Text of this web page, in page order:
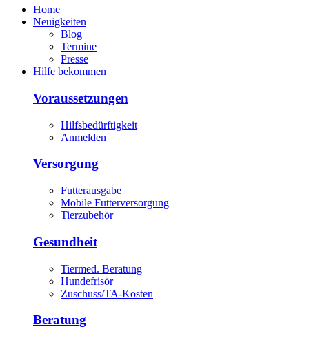
Home
Neuigkeiten
Blog
Termine
Presse
Hilfe bekommen
Voraussetzungen
Hilfsbedürftigkeit
Anmelden
Versorgung
Futterausgabe
Mobile Futterversorgung
Tierzubehör
Gesundheit
Tiermed. Beratung
Hundefrisör
Zuschuss/TA-Kosten
Beratung